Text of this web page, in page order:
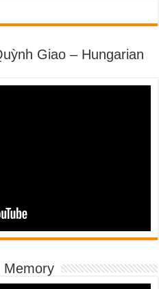
Giao – Hungarian
Memory